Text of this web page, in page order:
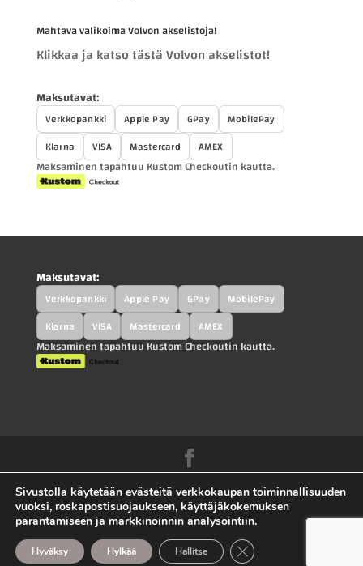
Mahtava valikoima Volvon akselistoja!
Klikkaa ja katso tästä Volvon akselistot!
Maksutavat:
Verkkopankki Apple Pay GPay
MobilePay
Klarna
VISA Mastercard AMEX
Maksaminen tapahtuu Kustom Checkoutin kautta.
Maksutavat:
Verkkopankki Apple Pay GPay
MobilePay
Klarna
VISA Mastercard AMEX
Maksaminen tapahtuu Kustom Checkoutin kautta.
Kah-Parts.fi - Kah-Trucks.fi - Kauppilan
Autohajottamo Oy |Tietosuojaseloste
Toimitusehdot|Ota yhteyttä |Sivuston toteutus
mojovagroup.com.
Sivustolla käytetään evästeitä verkkokaupan toiminnallisuuden
vuoksi, roskapostisuojaukseen, käyttäjäkokemuksen
parantamiseen ja markkinoinnin analysointiin.
Hyväksy Hylkää Hallitse Sulje evästebanneri